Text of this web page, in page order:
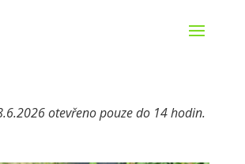
otevřeno pouze do 14 hodin.